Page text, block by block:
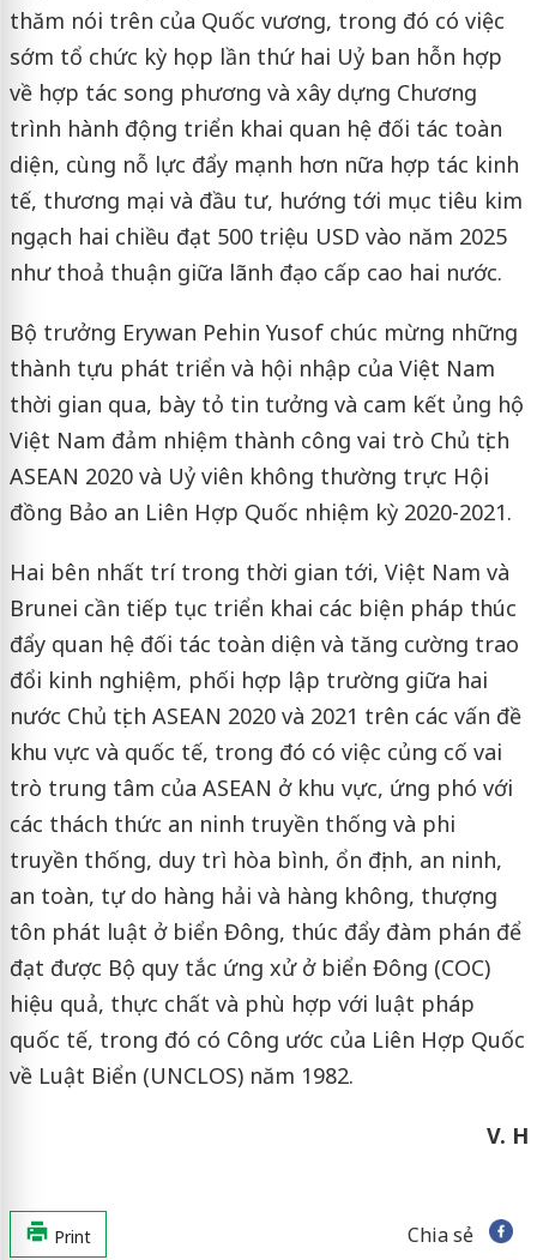
thăm nói trên của Quốc vương, trong đó có việc
sớm tổ chức kỳ họp lần thứ hai Uỷ ban hỗn hợp
về hợp tác song phương và xây dựng Chương
trình hành động triển khai quan hệ đối tác toàn
diện, cùng nỗ lực đẩy mạnh hơn nữa hợp tác kinh
tế, thương mại và đầu tư, hướng tới mục tiêu kim
ngạch hai chiều đạt 500 triệu USD vào năm 2025
như thoả thuận giữa lãnh đạo cấp cao hai nước.
Bộ trưởng Erywan Pehin Yusof chúc mừng những
thành tựu phát triển và hội nhập của Việt Nam
thời gian qua, bày tỏ tin tưởng và cam kết ủng hộ
Việt Nam đảm nhiệm thành công vai trò Chủ tịch
ASEAN 2020 và Uỷ viên không thường trực Hội
đồng Bảo an Liên Hợp Quốc nhiệm kỳ 2020-2021.
Hai bên nhất trí trong thời gian tới, Việt Nam và
Brunei cần tiếp tục triển khai các biện pháp thúc
đẩy quan hệ đối tác toàn diện và tăng cường trao
đổi kinh nghiệm, phối hợp lập trường giữa hai
nước Chủ tịch ASEAN 2020 và 2021 trên các vấn đề
khu vực và quốc tế, trong đó có việc củng cố vai
trò trung tâm của ASEAN ở khu vực, ứng phó với
các thách thức an ninh truyền thống và phi
truyền thống, duy trì hòa bình, ổn định, an ninh,
an toàn, tự do hàng hải và hàng không, thượng
tôn phát luật ở biển Đông, thúc đẩy đàm phán để
đạt được Bộ quy tắc ứng xử ở biển Đông (COC)
hiệu quả, thực chất và phù hợp với luật pháp
quốc tế, trong đó có Công ước của Liên Hợp Quốc
về Luật Biển (UNCLOS) năm 1982.
V. H
Print Chia sẻ